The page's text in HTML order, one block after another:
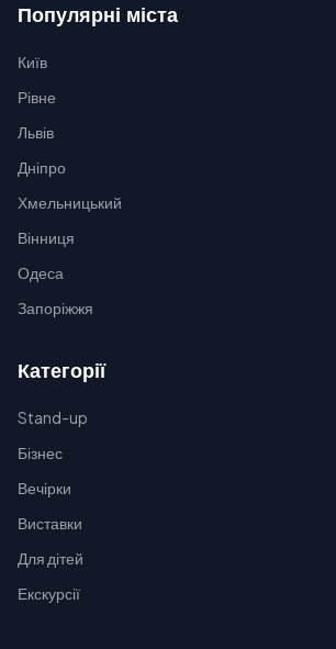
Популярні міста
Київ
Рівне
Львів
Дніпро
Хмельницький
Вінниця
Одеса
Запоріжжя
Категорії
Stand-up
Бізнес
Вечірки
Виставки
Для дітей
Екскурсії